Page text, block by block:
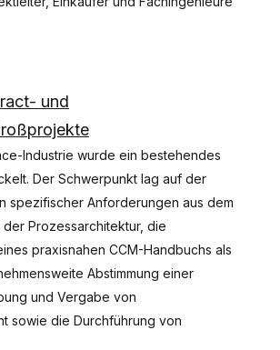
und
Industrie wurde ein bestehendes
Der Schwerpunkt lag auf der
spezifischer Anforderungen aus dem
Prozessarchitektur, die
praxisnahen CCM-Handbuchs als
Abstimmung einer
und Vergabe von
sowie die Durchführung von